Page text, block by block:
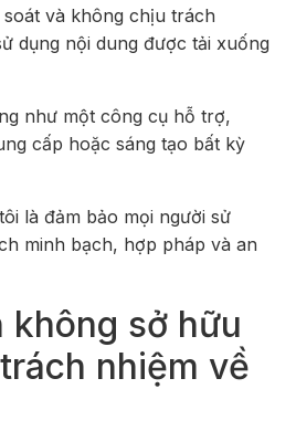
và không chịu trách
dụng nội dung được tải xuống
như một công cụ hỗ trợ,
cấp hoặc sáng tạo bất kỳ
là đảm bảo mọi người sử
minh bạch, hợp pháp và an
không sở hữu
nhiệm về